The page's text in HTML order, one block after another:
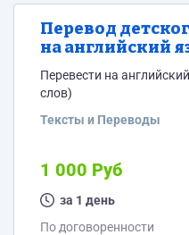
Перевод
на английский
Перевести на
слов)
Тексты и Переводы
1 000 Руб
за 1 день
По договоренности